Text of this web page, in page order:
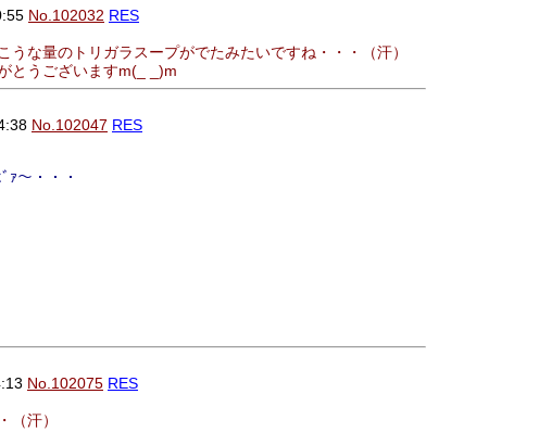
No.102032 RES
な量のトリガラスープがでたみたいですね・・・（汗）
とうございますm(_ _)m
No.102047 RES
ﾞｧ～・・・
No.102075 RES
（汗）